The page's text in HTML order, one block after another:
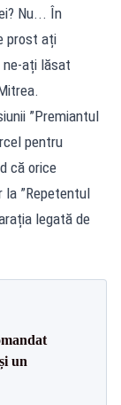
Nu... În
prost ați
ne-ați lăsat
”Premiantul
pentru
că orice
la ”Repetentul
legată de
un